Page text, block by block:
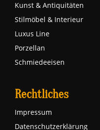
Kunst & Antiquitäten
Stilmöbel & Interieur
Luxus Line
Porzellan
Schmiedeeisen
Rechtliches
Impressum
Datenschutzerklärung